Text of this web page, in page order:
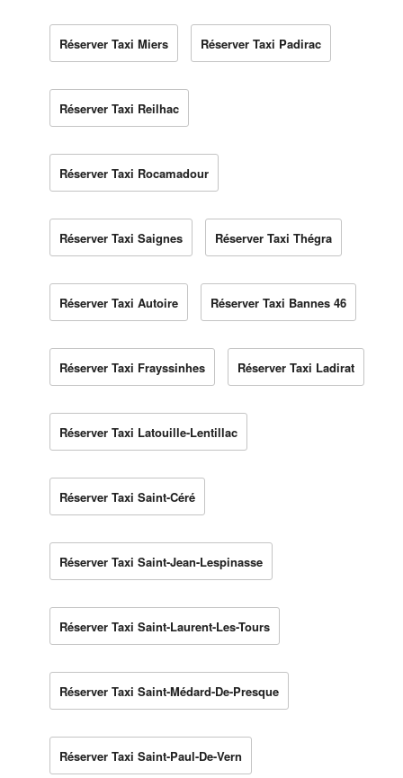
Réserver Taxi Miers Réserver Taxi Padirac
Réserver Taxi Reilhac
Réserver Taxi Rocamadour
Réserver Taxi Saignes Réserver Taxi Thégra
Réserver Taxi Autoire Réserver Taxi Bannes 46
Réserver Taxi Frayssinhes Réserver Taxi Ladirat
Réserver Taxi Latouille-Lentillac
Réserver Taxi Saint-Céré
Réserver Taxi Saint-Jean-Lespinasse
Réserver Taxi Saint-Laurent-Les-Tours
Réserver Taxi Saint-Médard-De-Presque
Réserver Taxi Saint-Paul-De-Vern